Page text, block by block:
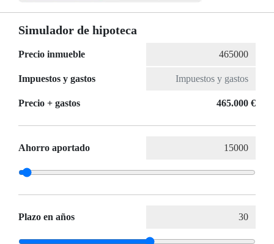
Simulador de hipoteca
Precio inmueble
Impuestos y gastos
Precio + gastos 465.000 €
Ahorro aportado
Plazo en años